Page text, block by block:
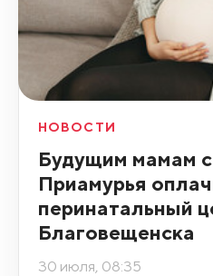
НОВОСТИ
Будущим мамам с
Приамурья
перинатальный
Благовещенска
30 июля, 08:35